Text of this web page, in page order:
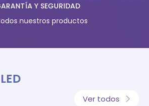
Y SEGURIDAD
nuestros productos
Ver todos